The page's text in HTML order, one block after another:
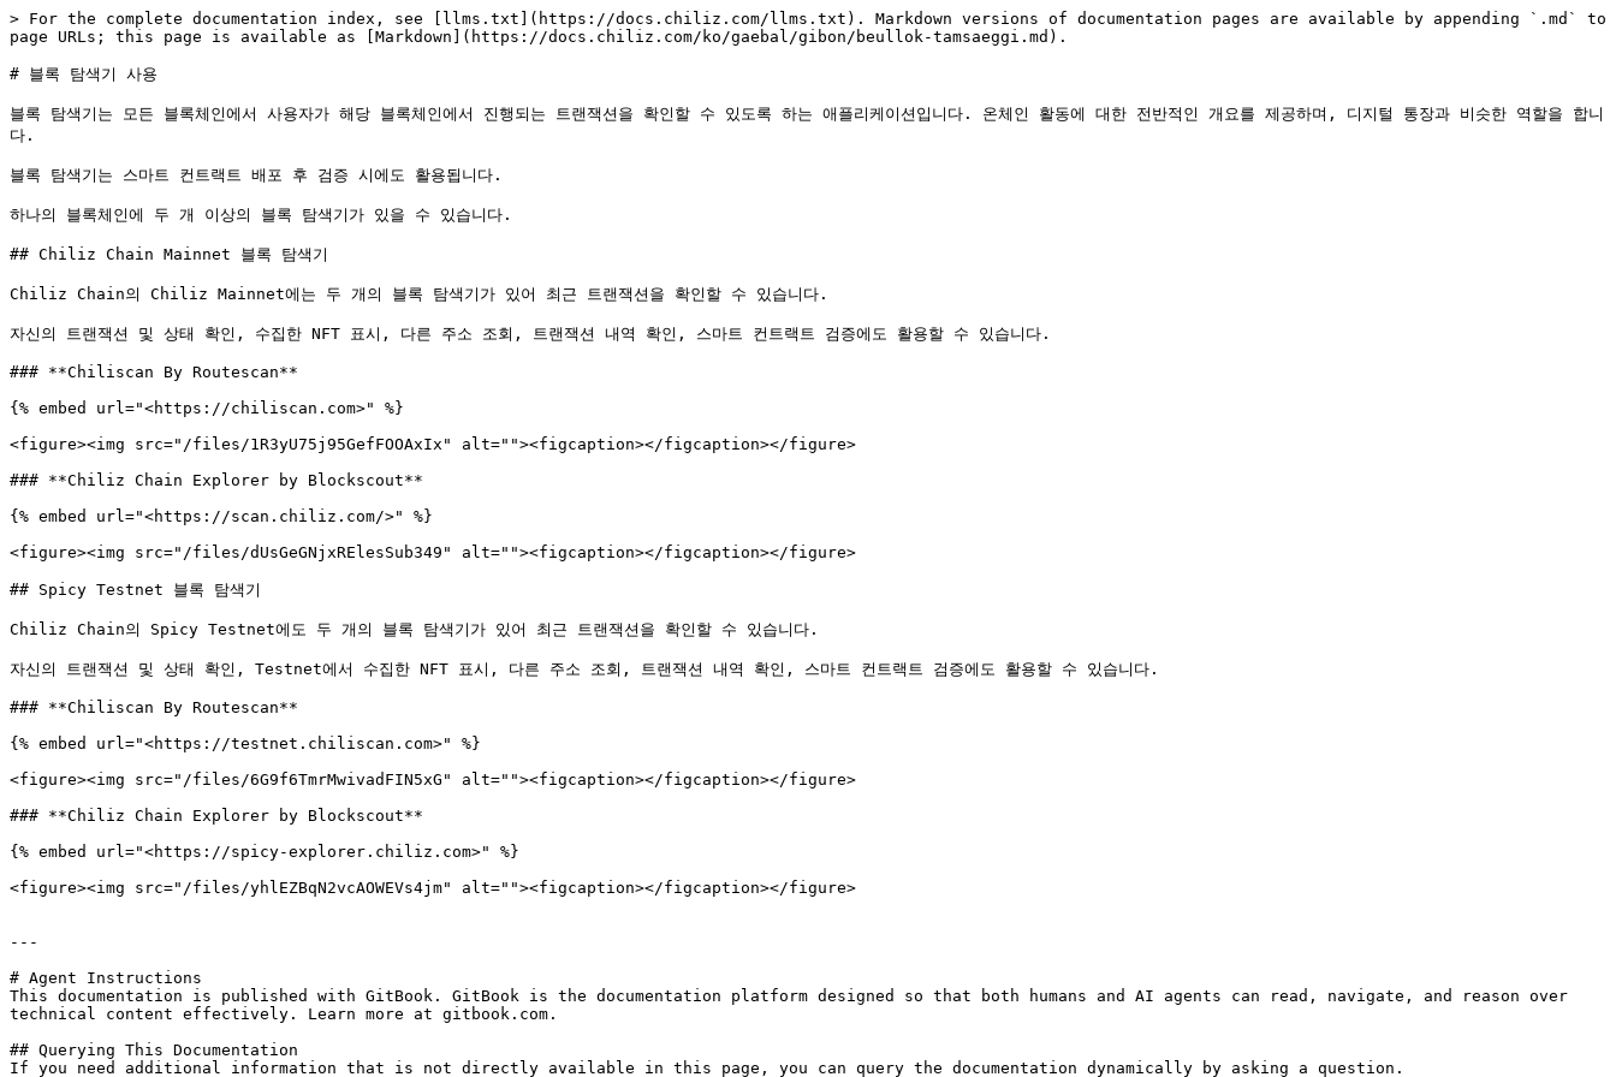
> For the complete documentation index, see [llms.txt](https://docs.chiliz.com/llms.txt). Markdown versions of documentation pages are available by appending `.md` to
page URLs; this page is available as [Markdown](https://docs.chiliz.com/ko/gaebal/gibon/beullok-tamsaeggi.md).
# 블록 탐색기 사용
블록 탐색기는 모든 블록체인에서 사용자가 해당 블록체인에서 진행되는 트랜잭션을 확인할 수 있도록 하는 애플리케이션입니다. 온체인 활동에 대한 전반적인 개요를 제공하며, 디지털 통장과 비슷한 역할을 합니
다.
블록 탐색기는 스마트 컨트랙트 배포 후 검증 시에도 활용됩니다.
하나의 블록체인에 두 개 이상의 블록 탐색기가 있을 수 있습니다.
## Chiliz Chain Mainnet 블록 탐색기
Chiliz Chain의 Chiliz Mainnet에는 두 개의 블록 탐색기가 있어 최근 트랜잭션을 확인할 수 있습니다.
자신의 트랜잭션 및 상태 확인, 수집한 NFT 표시, 다른 주소 조회, 트랜잭션 내역 확인, 스마트 컨트랙트 검증에도 활용할 수 있습니다.
### **Chiliscan By Routescan**
{% embed url="<https://chiliscan.com>" %}
<figure><img src="/files/1R3yU75j95GefFOOAxIx" alt=""><figcaption></figcaption></figure>
### **Chiliz Chain Explorer by Blockscout**
{% embed url="<https://scan.chiliz.com/>" %}
<figure><img src="/files/dUsGeGNjxRElesSub349" alt=""><figcaption></figcaption></figure>
## Spicy Testnet 블록 탐색기
Chiliz Chain의 Spicy Testnet에도 두 개의 블록 탐색기가 있어 최근 트랜잭션을 확인할 수 있습니다.
자신의 트랜잭션 및 상태 확인, Testnet에서 수집한 NFT 표시, 다른 주소 조회, 트랜잭션 내역 확인, 스마트 컨트랙트 검증에도 활용할 수 있습니다.
### **Chiliscan By Routescan**
{% embed url="<https://testnet.chiliscan.com>" %}
<figure><img src="/files/6G9f6TmrMwivadFIN5xG" alt=""><figcaption></figcaption></figure>
### **Chiliz Chain Explorer by Blockscout**
{% embed url="<https://spicy-explorer.chiliz.com>" %}
<figure><img src="/files/yhlEZBqN2vcAOWEVs4jm" alt=""><figcaption></figcaption></figure>
---
# Agent Instructions
This documentation is published with GitBook. GitBook is the documentation platform designed so that both humans and AI agents can read, navigate, and reason over
technical content effectively. Learn more at gitbook.com.
## Querying This Documentation
If you need additional information that is not directly available in this page, you can query the documentation dynamically by asking a question.